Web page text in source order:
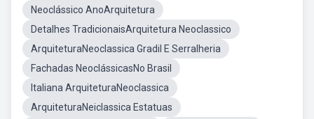
Neoclássico AnoArquitetura
Detalhes TradicionaisArquitetura Neoclassico
ArquiteturaNeoclassica Gradil E Serralheria
Fachadas NeoclássicasNo Brasil
Italiana ArquiteturaNeoclassica
ArquiteturaNeiclassica Estatuas